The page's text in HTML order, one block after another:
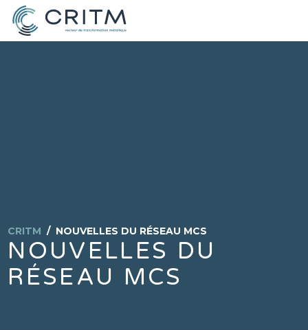
CRITM / NOUVELLES DU RÉSEAU MCS
NOUVELLES DU
RÉSEAU MCS